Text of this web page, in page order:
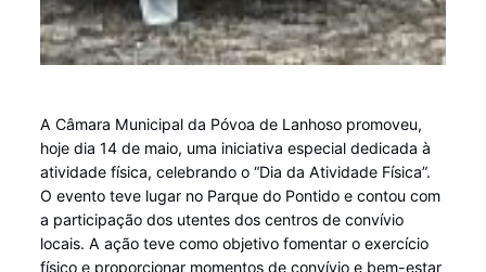
A Câmara Municipal da Póvoa de Lanhoso promoveu,
hoje dia 14 de maio, uma iniciativa especial dedicada à
atividade física, celebrando o “Dia da Atividade Física”.
O evento teve lugar no Parque do Pontido e contou com
a participação dos utentes dos centros de convívio
locais. A ação teve como objetivo fomentar o exercício
físico e proporcionar momentos de convívio e bem-estar